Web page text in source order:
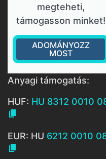
megteheti,
támogasson minket!
ADOMÁNYOZZ
MOST
Anyagi támogatás:
HUF: HU 8312 0010

EUR: HU 6212 0010
